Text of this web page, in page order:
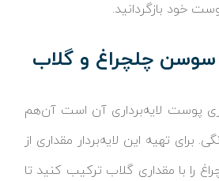
خود بازگردانید.
سوسن چلچراغ و گلاب
پوست لایه‌برداری آن است آن‌هم
برای تهیه این لایه‌بردار مقداری از
را با مقداری گلاب ترکیب کنید تا